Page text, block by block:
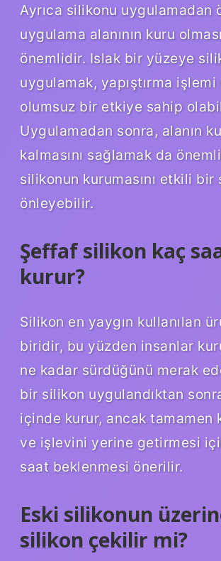
Ayrıca silikonu uygulamadan
uygulama alanının kuru
önemlidir. Islak bir yüzeye
uygulamak, yapıştırma
olumsuz bir etkiye sahip
Uygulamadan sonra, alanın
kalmasını sağlamak da
silikonun kurumasını etkili bir
önleyebilir.
Şeffaf silikon kaç
kurur?
Silikon en yaygın kullanılan
biridir, bu yüzden insanlar
ne kadar sürdüğünü merak
bir silikon uygulandıktan
içinde kurur, ancak tamamen
ve işlevini yerine getirmesi
saat beklenmesi önerilir.
Eski silikonun
silikon çekilir mi?